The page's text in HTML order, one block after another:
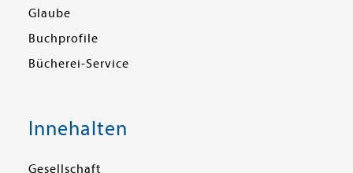
Glaube
Buchprofile
Bücherei-Service
Innehalten
Gesellschaft